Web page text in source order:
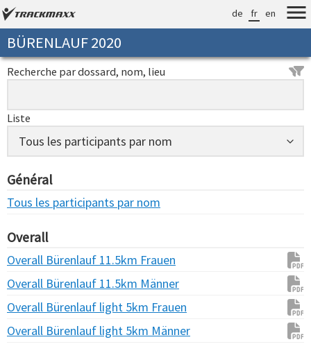
de fr en
BÜRENLAUF 2020
Recherche par dossard, nom, lieu
Liste
Général
Tous les participants par nom
Overall
Overall Bürenlauf 11.5km Frauen
Overall Bürenlauf 11.5km Männer
Overall Bürenlauf light 5km Frauen
Overall Bürenlauf light 5km Männer